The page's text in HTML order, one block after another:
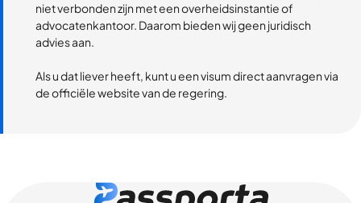
niet verbonden zijn met een overheidsinstantie of
advocatenkantoor. Daarom bieden wij geen juridisch
advies aan.
Als u dat liever heeft, kunt u een visum direct aanvragen via
de officiële website van de regering.